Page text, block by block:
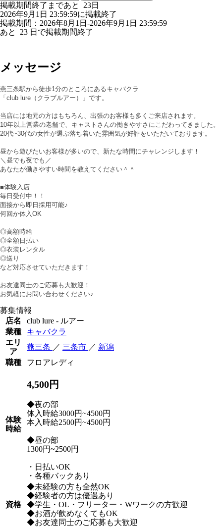
掲載期間終了まであと 23日
2026年9月1日 23:59:59に掲載終了
掲載期間：2026年8月1日-2026年9月1日 23:59:59
あと 23 日で掲載期間終了
メッセージ
燕三条駅から徒歩1分のところにあるキャバクラ
「club lure（クラブルアー）」です。
当店には地元の方はもちろん、出張のお客様も多くご来店されます。
10年以上営業の老舗で、キャストさんの働きやすさにこだわってきました。
20代~30代の女性が選ぶ落ち着いた雰囲気が好評をいただいております。
昼から遊びたいお客様が多いので、新たな時間にチャレンジします！
＼昼でも夜でも／
あなたが働きやすい時間を教えてください＾＾
■体験入店
毎日受付中！！
面接から即日採用可能♪
何回か体入OK
◎高額時給
◎全額日払い
◎衣装レンタル
◎送り
など対応させていただきます！
お友達同士のご応募も大歓迎！
お気軽にお問い合わせください♪
募集情報
店名
club lure - ルアー
業種
キャバクラ
エリ
ア
燕三条 ／ 三条市 ／ 新潟
職種
フロアレディ
体験
時給
4,500円
◆夜の部
体入時給3000円~4500円
本入時給2500円~4500円
◆昼の部
1300円~2500円
・日払いOK
・各種バックあり
資格
◆未経験の方も全然OK
◆経験者の方は優遇あり
◆学生・OL・フリーター・Wワークの方歓迎
◆お酒が飲めなくてもOK
◆お友達同士のご応募も大歓迎